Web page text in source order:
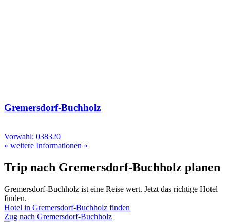
Gremersdorf-Buchholz
Vorwahl: 038320
» weitere Informationen «
Trip nach Gremersdorf-Buchholz planen
Gremersdorf-Buchholz ist eine Reise wert. Jetzt das richtige Hotel
finden.
Hotel in Gremersdorf-Buchholz finden
Zug nach Gremersdorf-Buchholz